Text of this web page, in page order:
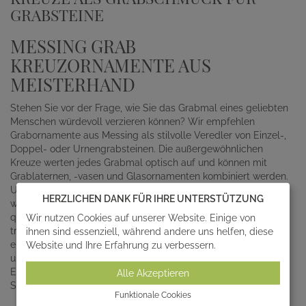
GRABSTEINE
MESSING GRAB
KREUZORNAMENTE AUS
MEISTERHAND
Stehen Sie vor der Frage, wie Sie das Grabmal eines geliebten
Menschen würdevoll verzieren können? Wir empfehlen
Grabornamente aus Messing als stilvolle Veredler von Einzel-,
Doppel- oder Urnengrabsteinen. Die außergewöhnlichen
Kreuze werten jedes Grabmal optisch auf und können mit
Grablaternen, -vasen und Glasornamenten kombiniert werden.
Unserem hohen Qualitätsanspruch bei Messing Ornamenten
wird nur eine Fertigung aus Meisterhand von unserer
qualifizierten Werkstatt gerecht. Das Metall wird in einer
traditionellen Gießerei bearbeitet und die Grabfigur erhält
einzigartige Merkmale. Strass-Steine, Metallwürfel, Glaswürfel
und Würfelplatten sowie Damasteinlagen können die
Einzigartigkeit zusätzlich hervorheben. Die Kreuze sind als
Sonderanfertigung in verschiedenen Größen erhältlich.
HERZLICHEN DANK FÜR IHRE UNTERSTÜTZUNG
Wir nutzen Cookies auf unserer Website. Einige von
ihnen sind essenziell, während andere uns helfen, diese
Website und Ihre Erfahrung zu verbessern.
Alle Akzeptieren
Funktionale Cookies